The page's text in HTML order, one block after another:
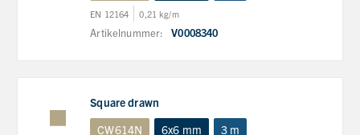
EN 12164 0,21 kg/m
Artikelnummer: V0008340
Square drawn
CW614N
6x6 mm 3 m